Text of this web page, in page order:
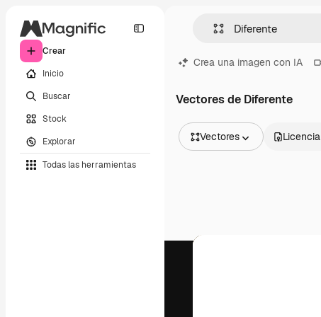
Crear
Inicio
Buscar
Stock
Explorar
Todas las herramientas
Crea una imagen con IA
Vectores de Diferente
Vectores
Vídeos
Licencia